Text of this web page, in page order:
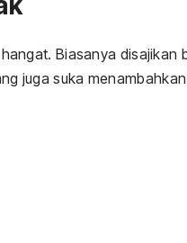
Biasanya disajikan
juga suka